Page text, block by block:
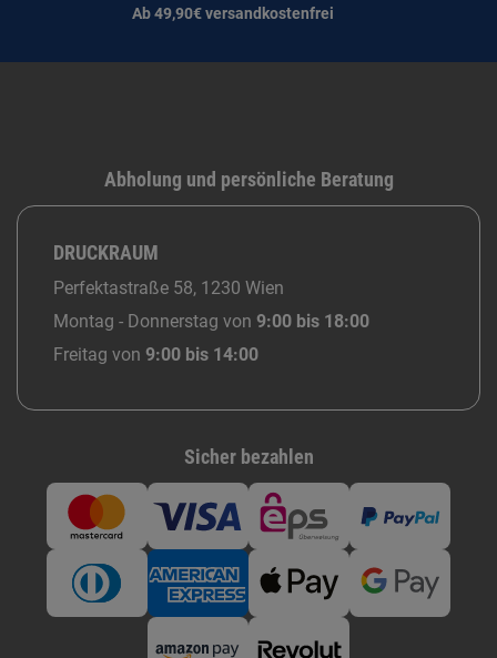
Ab 49,90€ versandkostenfrei
Abholung und persönliche Beratung
DRUCKRAUM
Perfektastraße 58, 1230 Wien
Montag - Donnerstag von 9:00 bis 18:00
Freitag von 9:00 bis 14:00
Sicher bezahlen